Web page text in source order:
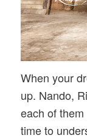
When your
up. Nando,
each of
time to